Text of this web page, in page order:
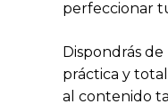
perfeccionar
Dispondrás
práctica y
al contenido